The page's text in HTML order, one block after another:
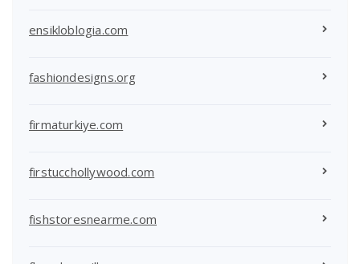
ensikloblogia.com
fashiondesigns.org
firmaturkiye.com
firstucchollywood.com
fishstoresnearme.com